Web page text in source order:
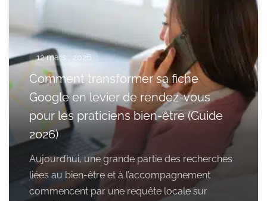
12 mars , 2026
Comment transformer sa fiche
Google en levier de rendez-vous
pour les praticiens bien-être (Guide
2026)
Aujourd’hui, une grande partie des recherches
liées au bien-être et à l’accompagnement
commencent par une requête locale sur